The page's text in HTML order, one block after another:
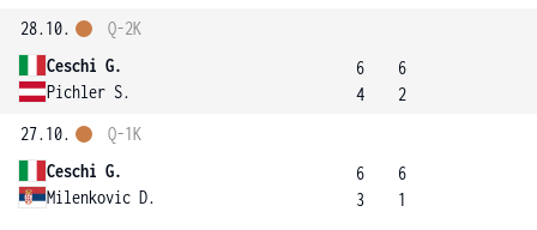
28.10.
Ceschi G.
Pichler S.
Q-2K
6
4
6
2
27.10.
Ceschi G.
Milenkovic D.
Q-1K
6
3
6
1